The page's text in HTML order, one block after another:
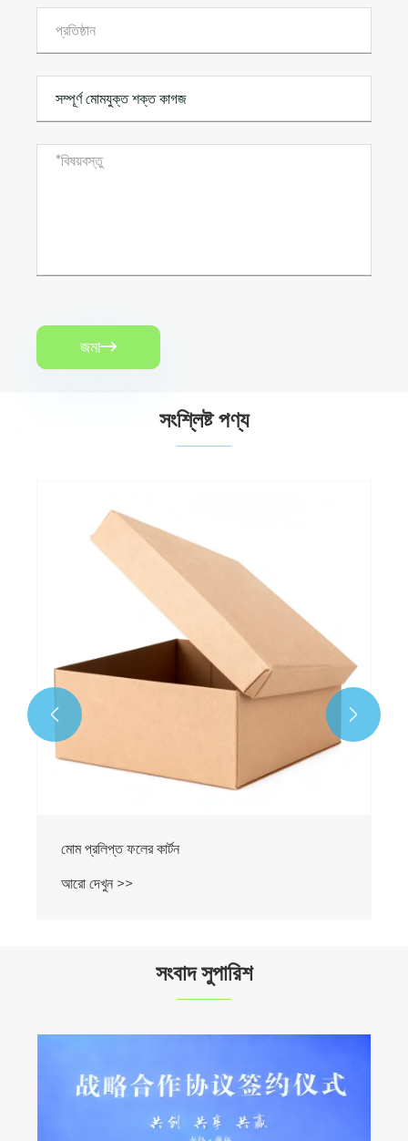
জমা
সংশ্লিষ্ট পণ্য
মোম লেপা সবজি কার্টন
আরো দেখুন >>
 
সংবাদ সুপারিশ
ইলিডা প্যাকেজিং পণ্য জাপানে তাদের প্রথম ভ্রমণ করেছে